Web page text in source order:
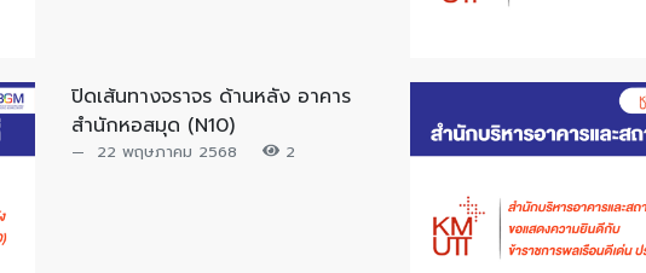
ปิดเส้นทางจราจร ด้านหลัง อาคาร
สำนักหอสมุด (N10)
22 พฤษภาคม 2568 2